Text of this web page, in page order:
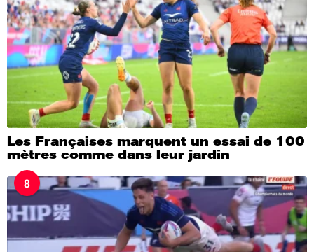
Les Françaises marquent un essai de 100
mètres comme dans leur jardin
8